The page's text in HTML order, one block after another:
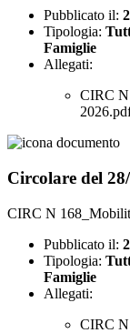
Pubblicato il:
Tipologia:
Famiglie
Allegati:
CIRC N
Circolare del
CIRC N
Pubblicato il:
Tipologia:
Famiglie
Allegati:
CIRC N